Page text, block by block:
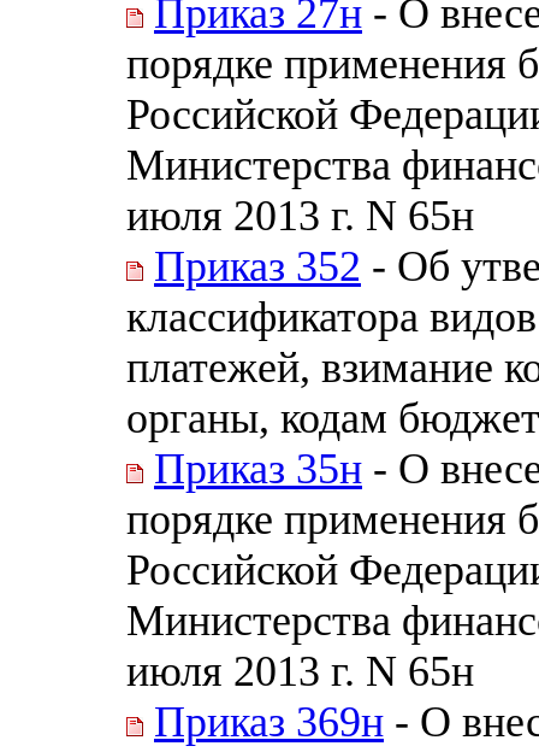
Приказ 27н - О
порядке применения
Российской
Министерства
июля 2013 г. N 65н
Приказ 352 - Об
классификатора
платежей, взимание
органы, кодам
Приказ 35н - О
порядке применения
Российской
Министерства
июля 2013 г. N 65н
Приказ 369н - О